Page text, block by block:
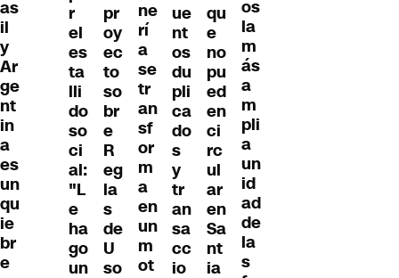
as
il
y
Ar
ge
nt
in
a
es
un
qu
ie
br
e
r
el
es
ta
lli
do
so
ci
al:
"L
e
ha
go
un
pr
oy
ec
to
so
br
e
R
eg
la
s
de
U
so
ne
rí
a
se
tr
an
sf
or
m
a
en
un
m
ot
ue
nt
os
du
pli
ca
do
s
y
tr
an
sa
cc
io
qu
e
no
pu
ed
en
ci
rc
ul
ar
en
Sa
nt
ia
os
la
m
ás
a
m
pli
a
un
id
ad
de
la
s